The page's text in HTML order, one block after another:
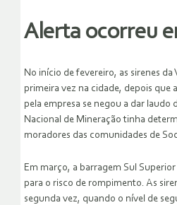
Alerta ocorreu
No início de fevereiro, as sirenes da
primeira vez na cidade, depois que
pela empresa se negou a dar laudo
Nacional de Mineração tinha
moradores das comunidades de
Em março, a barragem Sul
para o risco de rompimento. As
segunda vez, quando o nível de